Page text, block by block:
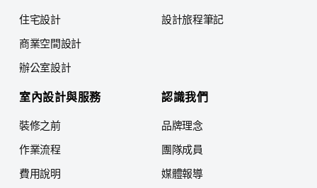
住宅設計
商業空間設計
辦公室設計
設計旅程筆記
室內設計與服務
裝修之前
作業流程
費用說明
認識我們
品牌理念
團隊成員
媒體報導